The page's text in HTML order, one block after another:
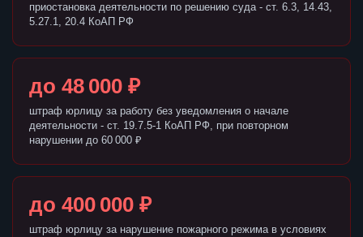
приостановка деятельности по решению суда - ст. 6.3, 14.43,
5.27.1, 20.4 КоАП РФ
до 48 000 ₽
штраф юрлицу за работу без уведомления о начале
деятельности - ст. 19.7.5-1 КоАП РФ, при повторном
нарушении до 60 000 ₽
до 400 000 ₽
штраф юрлицу за нарушение пожарного режима в условиях